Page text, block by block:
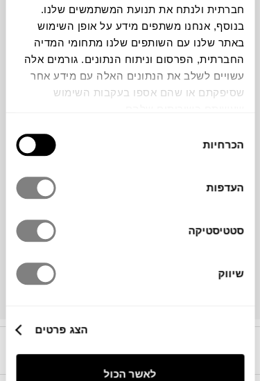
חברתית ולנתח את תנועת המשתמשים שלנו.
בנוסף, אנחנו משתפים מידע על אופן השימוש
באתר שלנו עם השותפים שלנו מתחומי המדיה
החברתית, הפרסום וניתוח הנתונים. גורמים אלה
עשויים לשלב את הנתונים האלה עם מידע אחר
שסיפקתם או שהם אספו בעקבות השימוש
הסכמה
הכרחיות
העדפות
סטטיסטיקה
שיווק
הצג פרטים
לאשר הכול
פוף חוץ DOTTY S
ROOLF
אנחנו מחפשים אתכן.ם,הצטרפו